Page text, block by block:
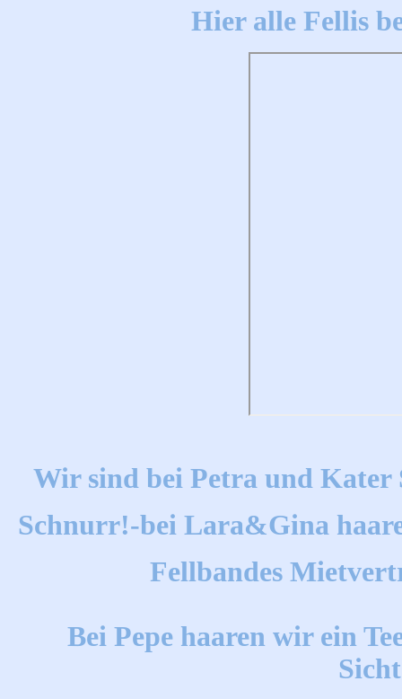
Hier alle
Wir sind bei Petra und Kater
Schnurr!-bei Lara&Gina
Fellbandes
Bei Pepe haaren wir ein